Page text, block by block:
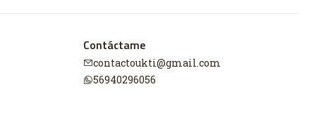
Contáctame
contactoukti@gmail.com
56940296056